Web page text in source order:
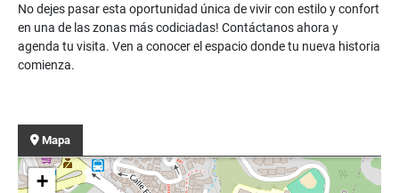
No dejes pasar esta oportunidad única de vivir con estilo y confort
en una de las zonas más codiciadas! Contáctanos ahora y
agenda tu visita. Ven a conocer el espacio donde tu nueva historia
comienza.
Mapa
+